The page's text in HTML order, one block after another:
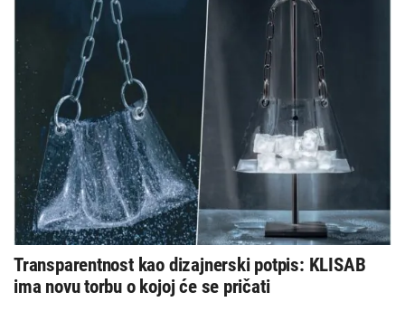
Transparentnost kao dizajnerski potpis: KLISAB
ima novu torbu o kojoj će se pričati